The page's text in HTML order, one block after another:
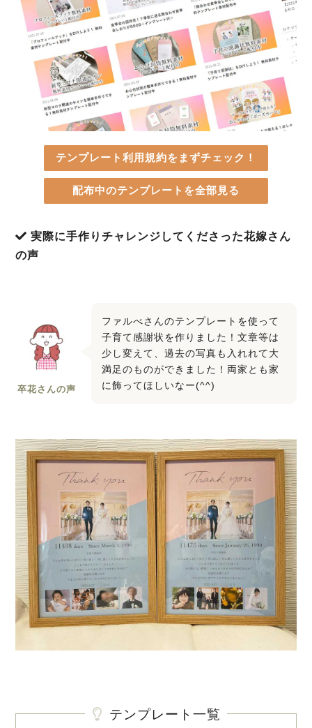
テンプレート利用規約をまずチェック！
配布中のテンプレートを全部見る
実際に手作りチャレンジしてくださった花嫁さん
の声
卒花さんの声
ファルべさんのテンプレートを使って
子育て感謝状を作りました！文章等は
少し変えて、過去の写真も入れれて大
満足のものができました！両家とも家
に飾ってほしいなー(^^)
テンプレート一覧